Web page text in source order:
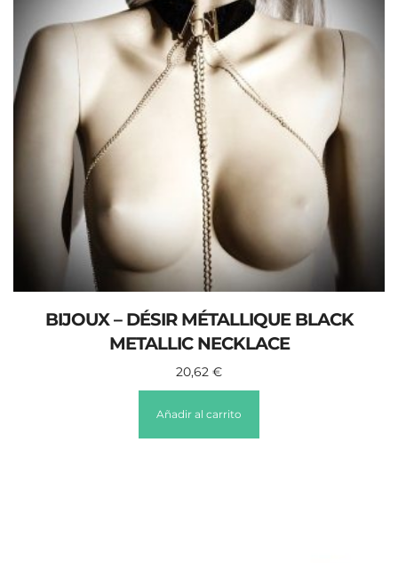
BIJOUX – DÉSIR MÉTALLIQUE BLACK
METALLIC NECKLACE
20,62 €
Añadir al carrito